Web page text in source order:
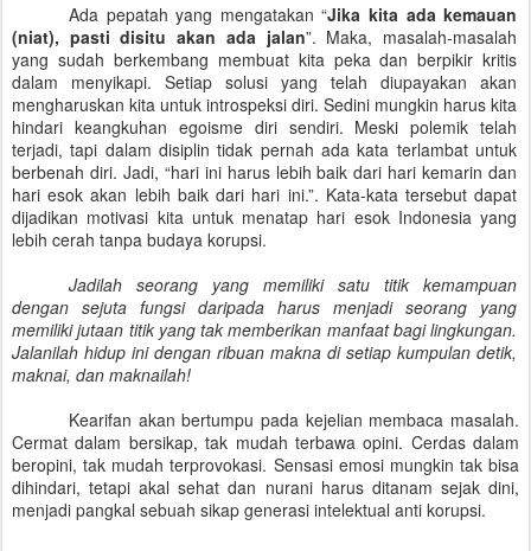
Ada pepatah yang mengatakan “Jika kita ada kemauan
(niat), pasti disitu akan ada jalan”. Maka, masalah-masalah
yang sudah berkembang membuat kita peka dan berpikir kritis
dalam menyikapi. Setiap solusi yang telah diupayakan akan
mengharuskan kita untuk introspeksi diri. Sedini mungkin harus kita
hindari keangkuhan egoisme diri sendiri. Meski polemik telah
terjadi, tapi dalam disiplin tidak pernah ada kata terlambat untuk
berbenah diri. Jadi, “hari ini harus lebih baik dari hari kemarin dan
hari esok akan lebih baik dari hari ini.”. Kata-kata tersebut dapat
dijadikan motivasi kita untuk menatap hari esok Indonesia yang
lebih cerah tanpa budaya korupsi.
Jadilah seorang yang memiliki satu titik kemampuan
dengan sejuta fungsi daripada harus menjadi seorang yang
memiliki jutaan titik yang tak memberikan manfaat bagi lingkungan.
Jalanilah hidup ini dengan ribuan makna di setiap kumpulan detik,
maknai, dan maknailah!
Kearifan akan bertumpu pada kejelian membaca masalah.
Cermat dalam bersikap, tak mudah terbawa opini. Cerdas dalam
beropini, tak mudah terprovokasi. Sensasi emosi mungkin tak bisa
dihindari, tetapi akal sehat dan nurani harus ditanam sejak dini,
menjadi pangkal sebuah sikap generasi intelektual anti korupsi.